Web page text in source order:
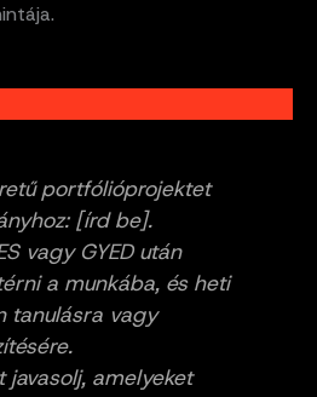
portfólióprojektet
[írd be].
vagy GYED után
a munkába, és heti
tanulásra vagy
javasolj, amelyeket